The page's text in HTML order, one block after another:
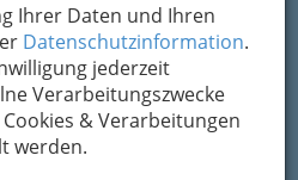
Ihrer Daten und Ihren
Datenschutzinformation.
jederzeit
Verarbeitungszwecke
& Verarbeitungen
werden.
Gewinnern Kategorie ‚Pop‘
- 001